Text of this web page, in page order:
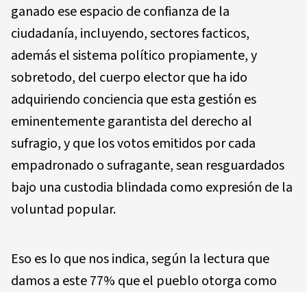
ganado ese espacio de confianza de la
ciudadanía, incluyendo, sectores facticos,
además el sistema político propiamente, y
sobretodo, del cuerpo elector que ha ido
adquiriendo conciencia que esta gestión es
eminentemente garantista del derecho al
sufragio, y que los votos emitidos por cada
empadronado o sufragante, sean resguardados
bajo una custodia blindada como expresión de la
voluntad popular.
Eso es lo que nos indica, según la lectura que
damos a este 77% que el pueblo otorga como